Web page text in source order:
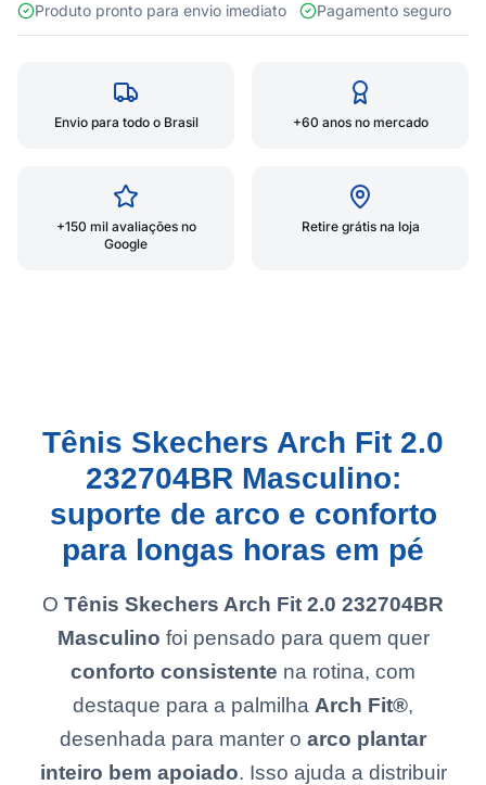
Produto pronto para envio imediato
Pagamento seguro
Envio para todo o Brasil +60 anos no mercado
+150 mil avaliações no
Google
Retire grátis na loja
Tênis Skechers Arch Fit 2.0
232704BR Masculino:
suporte de arco e conforto
para longas horas em pé
O Tênis Skechers Arch Fit 2.0 232704BR
Masculino foi pensado para quem quer
conforto consistente na rotina, com
destaque para a palmilha Arch Fit®,
desenhada para manter o arco plantar
inteiro bem apoiado. Isso ajuda a distribuir